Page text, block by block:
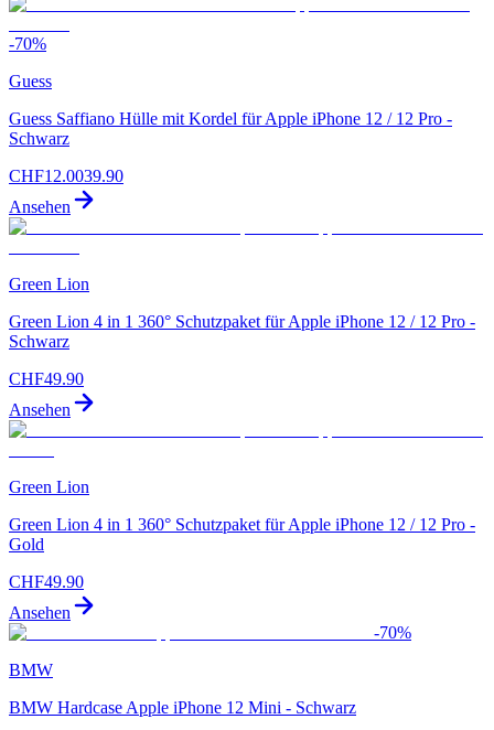
-70%
Guess
Guess Saffiano Hülle mit Kordel für Apple iPhone 12 / 12 Pro -
Schwarz
CHF12.0039.90
Ansehen
Green Lion
Green Lion 4 in 1 360° Schutzpaket für Apple iPhone 12 / 12 Pro -
Schwarz
CHF49.90
Ansehen
Green Lion
Green Lion 4 in 1 360° Schutzpaket für Apple iPhone 12 / 12 Pro -
Gold
CHF49.90
Ansehen
-70%
BMW
BMW Hardcase Apple iPhone 12 Mini - Schwarz